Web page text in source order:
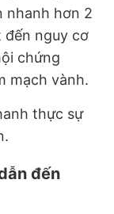
nhanh hơn 2
đến nguy cơ
chứng
mạch vành.
thực sự
đến